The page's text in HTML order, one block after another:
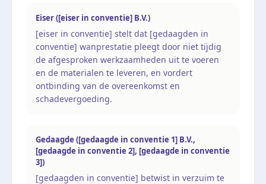
Eiser ([eiser in conventie] B.V.)
[eiser in conventie] stelt dat [gedaagden in
conventie] wanprestatie pleegt door niet tijdig
de afgesproken werkzaamheden uit te voeren
en de materialen te leveren, en vordert
ontbinding van de overeenkomst en
schadevergoeding.
Gedaagde ([gedaagde in conventie 1] B.V.,
[gedaagde in conventie 2], [gedaagde in conventie
3])
[gedaagden in conventie] betwist in verzuim te